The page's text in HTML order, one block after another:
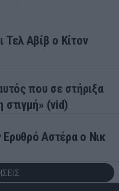
Τελ Αβίβ ο Κίτον
που σε στήριξα
στιγμή» (vid)
Αστέρα ο Νικ